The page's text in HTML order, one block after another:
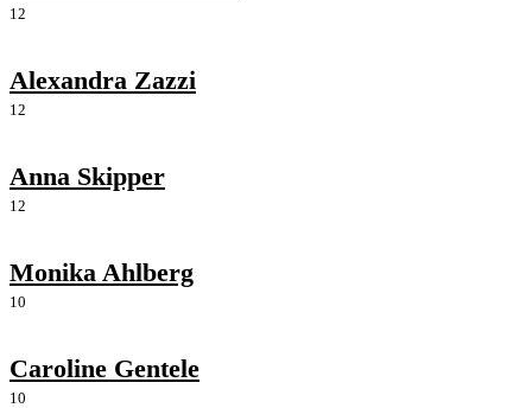
12
Alexandra Zazzi
12
Anna Skipper
12
Monika Ahlberg
10
Caroline Gentele
10